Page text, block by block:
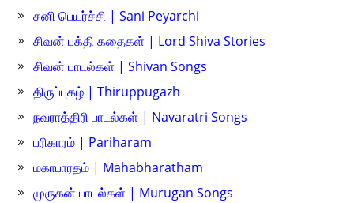
சனி பெயர்ச்சி | Sani Peyarchi
சிவன் பக்தி கதைகள் | Lord Shiva Stories
சிவன் பாடல்கள் | Shivan Songs
திருப்புகழ் | Thiruppugazh
நவராத்திரி பாடல்கள் | Navaratri Songs
பரிகாரம் | Pariharam
மகாபாரதம் | Mahabharatham
முருகன் பாடல்கள் | Murugan Songs